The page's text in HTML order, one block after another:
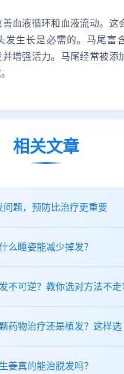
血液循环和血液流动。这
发生长是必需的。马尾富
增强活力。马尾经常被添
相关文章
问题，预防比治疗更重要
么睡姿能减少掉发？
不可逆？教你选对方法不
药物治疗还是植发？这样选
生姜真的能治脱发吗？